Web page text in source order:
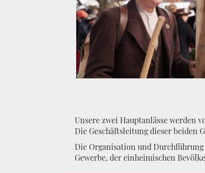
Unsere zwei Hauptanlässe werden
Die Geschäftsleitung dieser beiden
Die Organisation und
Gewerbe, der einheimischen